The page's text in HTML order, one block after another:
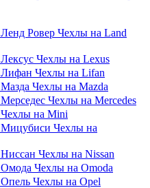
Чехлы на Land
Чехлы на Lexus
Чехлы на Lifan
Чехлы на Mazda
Чехлы на Mercedes
Чехлы на Mini
Чехлы на
Чехлы на Nissan
Чехлы на Omoda
Чехлы на Opel